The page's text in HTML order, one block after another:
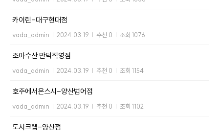
카이린-대구현대점
vada_admin | 2024.03.19 | 추천 0 | 조회 1076
조아수산 만덕직영점
vada_admin | 2024.03.19 | 추천 0 | 조회 1154
호주에서온스시-양산범어점
vada_admin | 2024.03.19 | 추천 0 | 조회 1102
도시크랩-양산점